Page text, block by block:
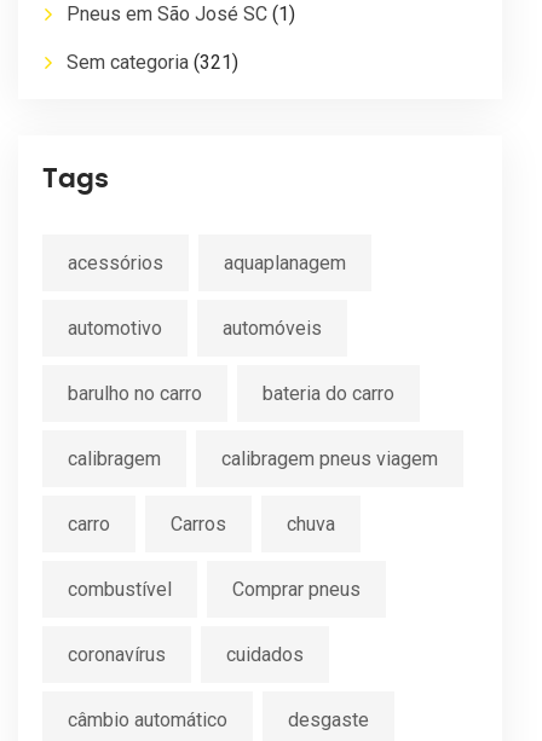
Pneus em São José SC (1)
Sem categoria (321)
Tags
acessórios aquaplanagem
automotivo automóveis
barulho no carro bateria do carro
calibragem calibragem pneus viagem
carro Carros chuva
combustível Comprar pneus
coronavírus cuidados
câmbio automático desgaste